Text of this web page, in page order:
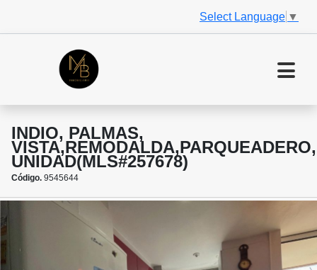
Select Language ▼
INDIO, PALMAS,
VISTA,REMODALDA,PARQUEADERO,
UNIDAD(MLS#257678)
Código. 9545644